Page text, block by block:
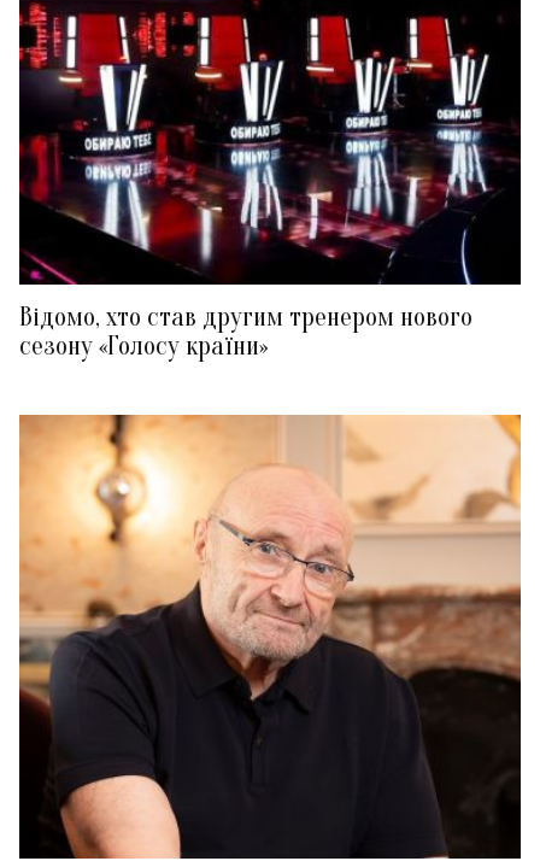
Відомо, хто став другим тренером нового
сезону «Голосу країни»